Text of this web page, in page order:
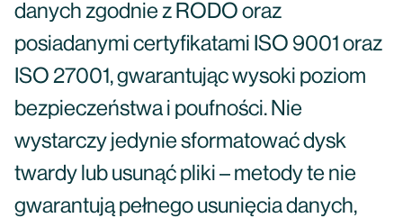
danych zgodnie z RODO oraz
posiadanymi certyfikatami ISO 9001 oraz
ISO 27001, gwarantując wysoki poziom
bezpieczeństwa i poufności. Nie
wystarczy jedynie sformatować dysk
twardy lub usunąć pliki – metody te nie
gwarantują pełnego usunięcia danych,